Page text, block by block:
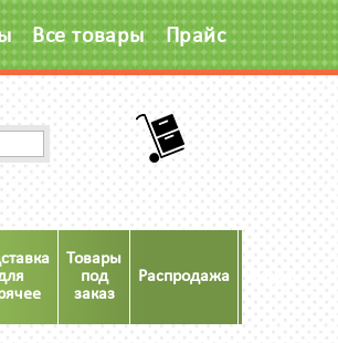
Все товары Прайс
Товары
под
заказ
Распродажа